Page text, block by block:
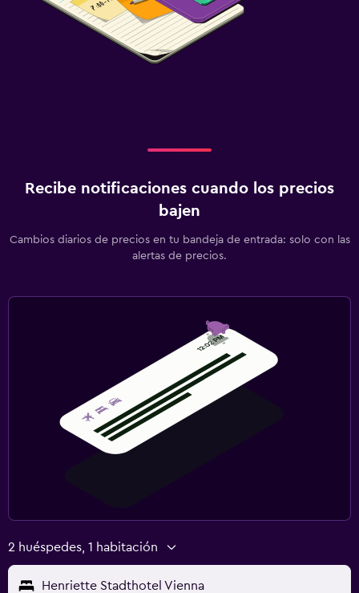
Recibe notificaciones cuando los precios
bajen
Cambios diarios de precios en tu bandeja de entrada: solo con las
alertas de precios.
2 huéspedes, 1 habitación
Henriette Stadthotel Vienna